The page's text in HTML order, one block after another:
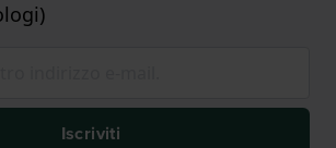
Iscriviti